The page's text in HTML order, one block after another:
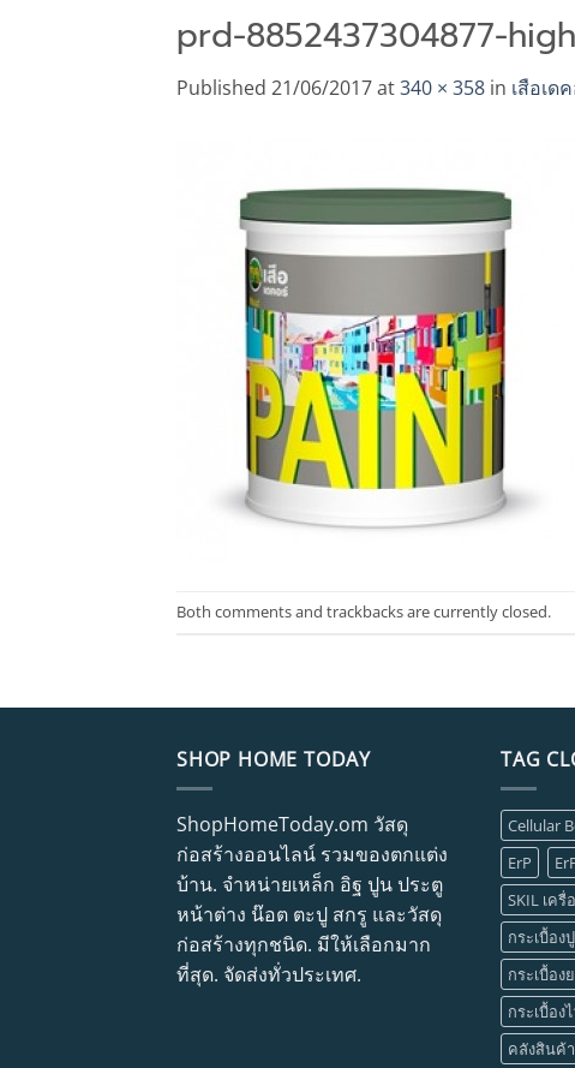
prd-8852437304877-
Published 21/06/2017at340 × 358 in เสือเด
Both comments and trackbacks are currently closed.
SHOP HOME TODAY
ShopHomeToday.om วัสดุ
ก่อสร้างออนไลน์ รวมของตกแต่ง
บ้าน. จำหน่ายเหล็ก อิฐ ปูน ประตู
หน้าต่าง น๊อต ตะปู สกรู และวัสดุ
ก่อสร้างทุกชนิด. มีให้เลือกมาก
ที่สุด. จัดส่งทั่วประเทศ.
TAG
Cellular
ErP
SKIL เครื่
กระเบื้อง
กระเบื้อง
กระเบื้อง
คลังสินค้า